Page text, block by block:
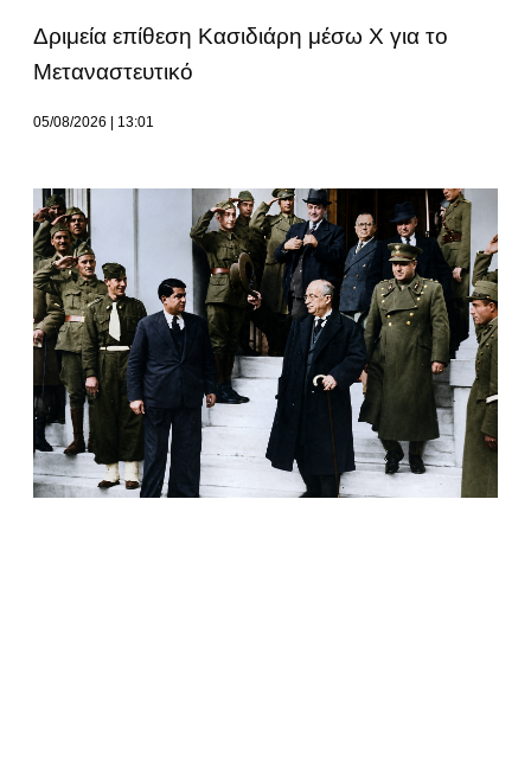
Δριμεία επίθεση Κασιδιάρη μέσω Χ για το
Μεταναστευτικό
05/08/2026 13:01